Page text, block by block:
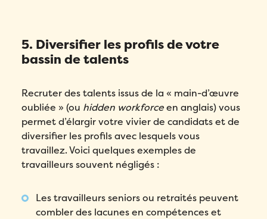
5. Diversifier les profils de votre
bassin de talents
Recruter des talents issus de la « main-d’œuvre
oubliée » (ou hidden workforceen anglais) vous
permet d’élargir votre vivier de candidats et de
diversifier les profils avec lesquels vous
travaillez. Voici quelques exemples de
travailleurs souvent négligés :
Les travailleurs seniors ou retraités peuvent
combler des lacunes en compétences et